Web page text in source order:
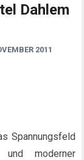
Dahlem
2011
Spannungsfeld
und moderner